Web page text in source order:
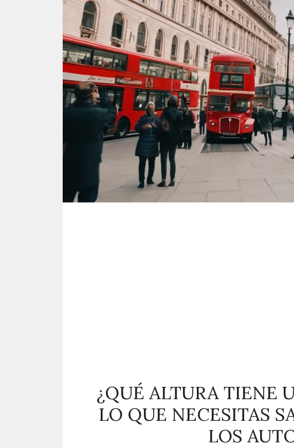
¿QUÉ ALTURA TIENE
LO QUE NECESITAS
LOS